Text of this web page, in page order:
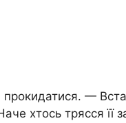
прокидатися. —
хтось трясся її